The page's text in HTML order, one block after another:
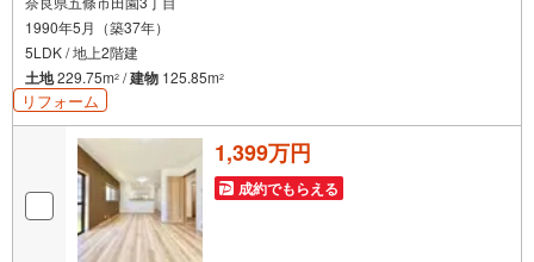
1990年5月（築37年）
5LDK / 地上2階建
土地229.75m2 /建物 125.85m2
リフォーム
1,399万円
成約でもらえる